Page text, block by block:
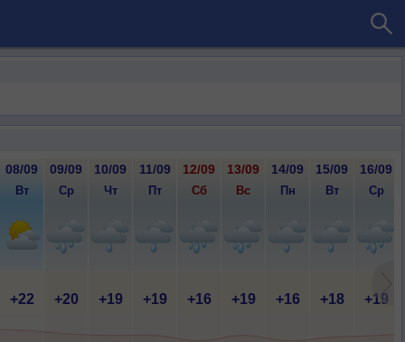
08/09 09/09 10/09 11/09 12/09 13/09 14/09 15/09 16/09
Вт Ср Чт Пт Сб Вс Пн Вт Ср
+22 +20 +19 +19 +16 +19 +16 +18 +19